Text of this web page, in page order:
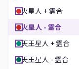
火星人 + 霊合
火星人 - 霊合
天王星人 + 霊合
天王星人 - 霊合